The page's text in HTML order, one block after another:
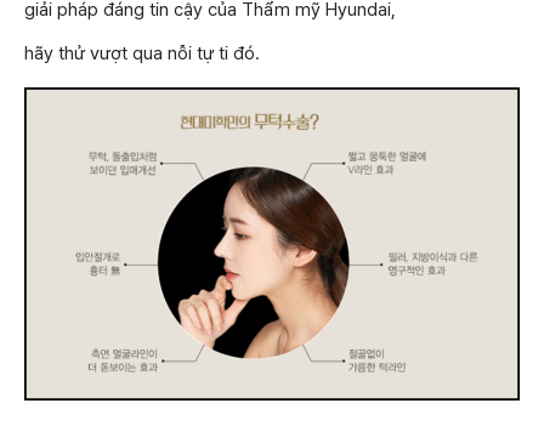
giải pháp đáng tin cậy của Thẩm mỹ Hyundai,
hãy thử vượt qua nỗi tự ti đó.